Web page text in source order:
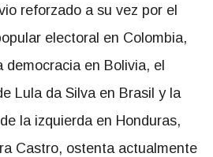
reforzado a su vez por el
electoral en Colombia,
democracia en Bolivia, el
Lula da Silva en Brasil y la
la izquierda en Honduras,
Castro, ostenta actualmente